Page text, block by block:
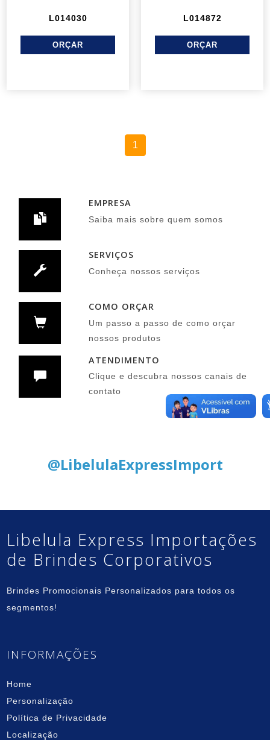
L014030 L014872
1
EMPRESA
Saiba mais sobre quem somos
SERVIÇOS
Conheça nossos serviços
COMO ORÇAR
Um passo a passo de como orçar
nossos produtos
ATENDIMENTO
Clique e descubra nossos canais de
contato
@LibelulaExpressImport
Libelula Express Importações
de Brindes Corporativos
Brindes Promocionais Personalizados para todos os
segmentos!
INFORMAÇÕES
Home
Personalização
Política de Privacidade
Localização